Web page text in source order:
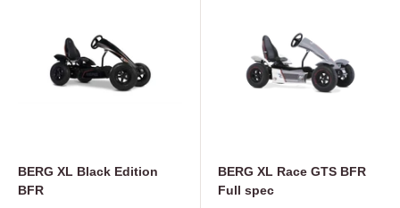
BERG XL Black Edition
BFR
BERG XL Race GTS BFR
Full spec